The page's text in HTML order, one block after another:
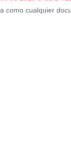
como cualquier